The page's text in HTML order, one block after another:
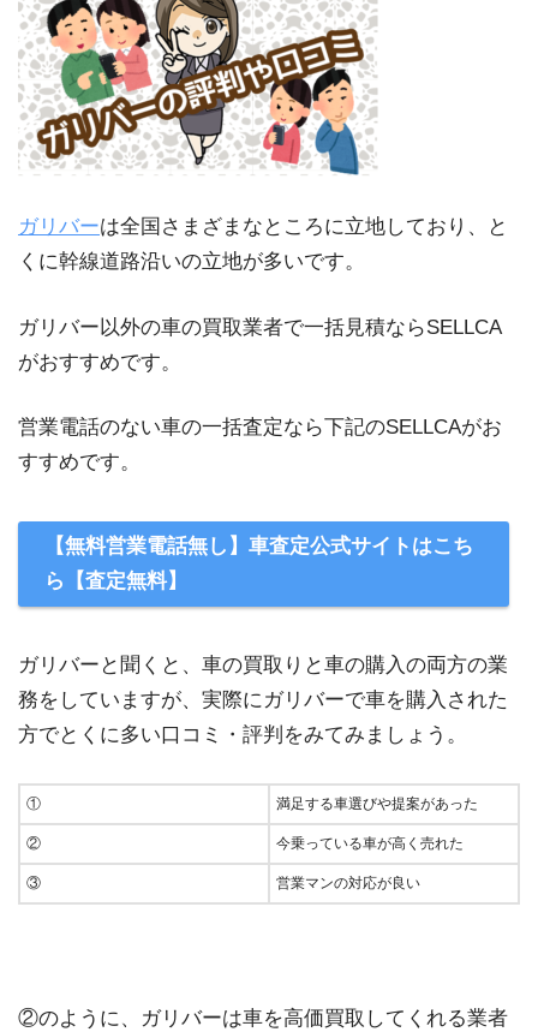
ガリバーは全国さまざまなところに立地しており、と
くに幹線道路沿いの立地が多いです。
ガリバー以外の車の買取業者で一括見積ならSELLCA
がおすすめです。
営業電話のない車の一括査定なら下記のSELLCAがお
すすめです。
【無料営業電話無し】車査定公式サイトはこち
ら【査定無料】
ガリバーと聞くと、車の買取りと車の購入の両方の業
務をしていますが、実際にガリバーで車を購入された
方でとくに多い口コミ・評判をみてみましょう。
① 満足する車選びや提案があった
② 今乗っている車が高く売れた
③ 営業マンの対応が良い
②のように、ガリバーは車を高価買取してくれる業者